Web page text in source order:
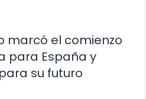
marcó el comienzo
para España y
su futuro